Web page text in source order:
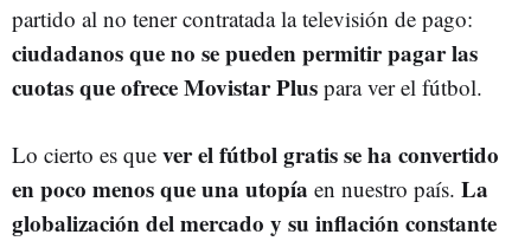
partido al no tener contratada la televisión de pago:
ciudadanos que no se pueden permitir pagar las
cuotas que ofrece Movistar Plus para ver el fútbol.
Lo cierto es que ver el fútbol gratis se ha convertido
en poco menos que una utopía en nuestro país. La
globalización del mercado y su inflación constante